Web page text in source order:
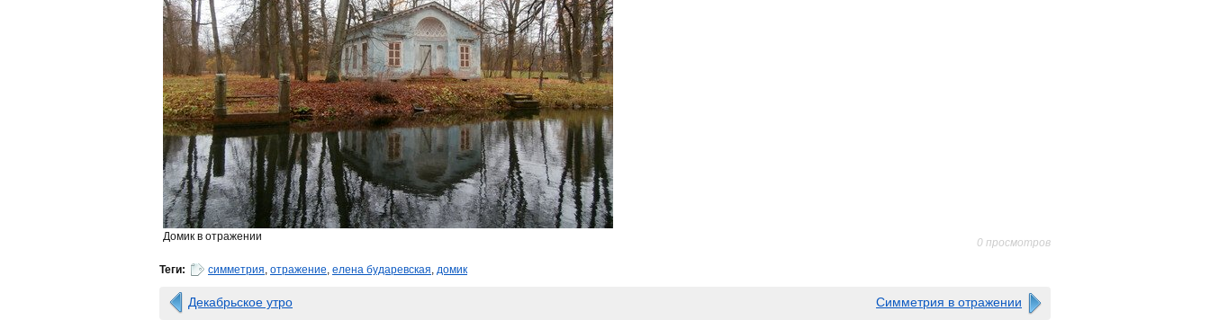
Домик в отражении 0 просмотров
Теги: симметрия, отражение, елена бударевская, домик
Декабрьское утро Симметрия в отражении